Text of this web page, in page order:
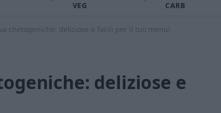
VEG
CARB
chetogeniche: deliziose e facili per il tuo menu!
deliziose e